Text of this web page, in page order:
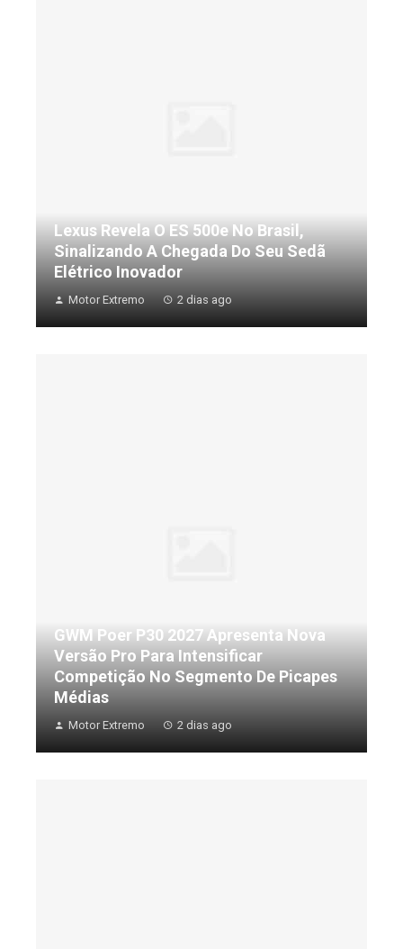
Lexus Revela O ES 500e No Brasil,
Sinalizando A Chegada Do Seu Sedã
Elétrico Inovador
Motor Extremo 2 dias ago
GWM Poer P30 2027 Apresenta Nova
Versão Pro Para Intensificar
Competição No Segmento De Picapes
Médias
Motor Extremo 2 dias ago